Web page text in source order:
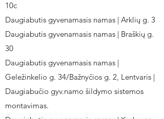
10c
Daugiabutis gyvenamasis namas | Arklių g. 3
Daugiabutis gyvenamasis namas | Braškių g.
30
Daugiabutis gyvenamasis namas |
Geležinkelio g. 34/Bažnyčios g. 2, Lentvaris |
Daugiabučio gyv.namo šildymo sistemos
montavimas.